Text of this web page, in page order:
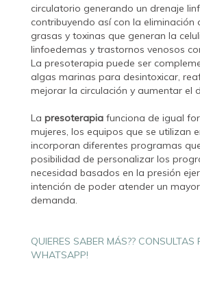
circulatorio generando un drenaje
contribuyendo así con la eliminación
grasas y toxinas que generan la
linfoedemas y trastornos venosos
La presoterapia puede ser
algas marinas para desintoxicar,
mejorar la circulación y aumentar el
La presoterapia funciona de igual
mujeres, los equipos que se utilizan
incorporan diferentes programas
posibilidad de personalizar los
necesidad basados en la presión
intención de poder atender un
demanda.
QUIERES SABER MÁS?? CONSULTAS
WHATSAPP!